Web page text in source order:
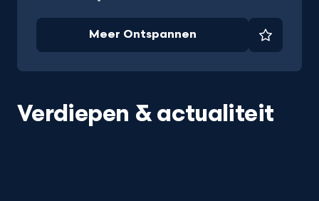
Meer Ontspannen Favoriet
Verdiepen & actualiteit